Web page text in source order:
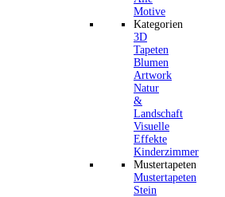
Motive
Kategorien
3D
Tapeten
Blumen
Artwork
Natur
&
Landschaft
Visuelle
Effekte
Kinderzimmer
Mustertapeten
Mustertapeten
Stein